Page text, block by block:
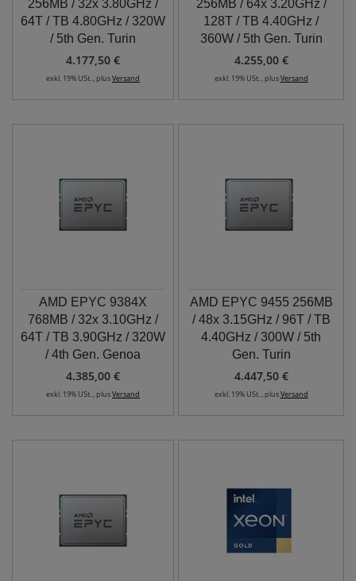
256MB / 32x 3.80GHz /
64T / TB 4.80GHz / 320W
/ 5th Gen. Turin
4.177,50 €
exkl. 19% USt. , plusVersand
256MB / 64x 3.20GHz /
128T / TB 4.40GHz /
360W / 5th Gen. Turin
4.255,00 €
exkl. 19% USt. , plusVersand
AMD EPYC 9384X
768MB / 32x 3.10GHz /
64T / TB 3.90GHz / 320W
/ 4th Gen. Genoa
4.385,00 €
exkl. 19% USt. , plusVersand
AMD EPYC 9455 256MB
/ 48x 3.15GHz / 96T / TB
4.40GHz / 300W / 5th
Gen. Turin
4.447,50 €
exkl. 19% USt. , plusVersand